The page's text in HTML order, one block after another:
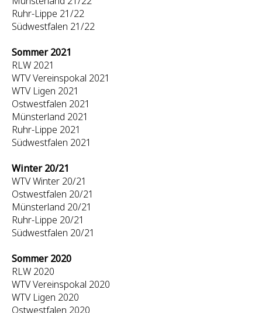
Ruhr-Lippe 21/22
Südwestfalen 21/22
Sommer 2021
RLW 2021
WTV Vereinspokal 2021
WTV Ligen 2021
Ostwestfalen 2021
Münsterland 2021
Ruhr-Lippe 2021
Südwestfalen 2021
Winter 20/21
WTV Winter 20/21
Ostwestfalen 20/21
Münsterland 20/21
Ruhr-Lippe 20/21
Südwestfalen 20/21
Sommer 2020
RLW 2020
WTV Vereinspokal 2020
WTV Ligen 2020
Ostwestfalen 2020